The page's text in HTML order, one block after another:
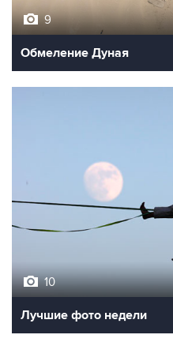
9
Обмеление Дуная
10
Лучшие фото недели